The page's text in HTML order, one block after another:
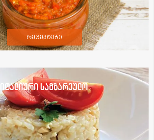
რეცეპტები
იტალიური სამზარეულო